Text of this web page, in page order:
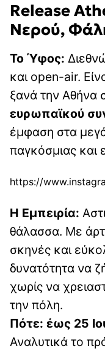
Release
Νερού,
Το Ύφος:
και open-air.
ξανά την Αθήνα
ευρωπαϊκού
έμφαση στα
παγκόσμιας και
https://
Η Εμπειρία:
θάλασσα. Με
σκηνές και
δυνατότητα να
χωρίς να
την πόλη.
Πότε: έως 25
Αναλυτικά το